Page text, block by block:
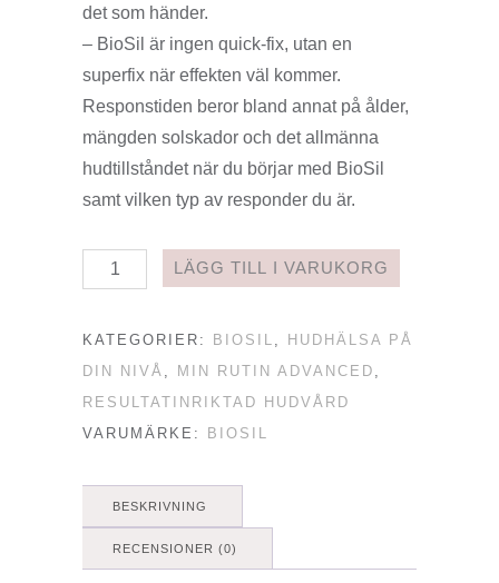
det som händer.
– BioSil är ingen quick-fix, utan en
superfix när effekten väl kommer.
Responstiden beror bland annat på ålder,
mängden solskador och det allmänna
hudtillståndet när du börjar med BioSil
samt vilken typ av responder du är.
BioSil®
PowerStart
LÄGG TILL I VARUKORG
KATEGORIER: BIOSIL
HUDHÄLSA PÅ
DIN NIVÅ
MIN RUTIN ADVANCED
RESULTATINRIKTAD HUDVÅRD
VARUMÄRKE:
BIOSIL
BESKRIVNING
RECENSIONER (0)